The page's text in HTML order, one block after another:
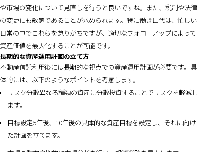
や市場の変化について見直しを行うと良いですね。また、税制や法律
の変更にも敏感であることが求められます。特に働き世代は、忙しい
日常の中でこれらを怠りがちですが、適切なフォローアップによって
資産価値を最大化することが可能です。
長期的な資産運用計画の立て方
不動産信託利用後には長期的な視点での資産運用計画が必要です。具
体的には、以下のようなポイントを考慮します。
リスク分散異なる種類の資産に分散投資することでリスクを軽減し
ます。
目標設定5年後、10年後の具体的な資産目標を設定し、それに向け
た計画を立てます。